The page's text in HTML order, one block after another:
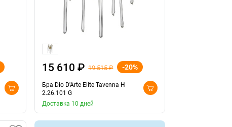
15 610 ₽ 19 515 ₽ -20%
Бра Dio D'Arte Elite Tavenna H
2.26.101 G
Доставка 10 дней